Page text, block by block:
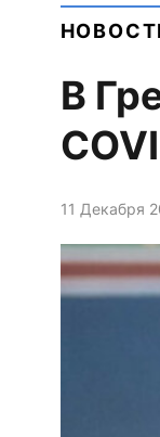
В
11 Декабря